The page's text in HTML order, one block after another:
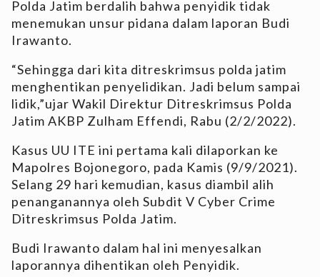
Polda Jatim berdalih bahwa penyidik tidak
menemukan unsur pidana dalam laporan Budi
Irawanto.
“Sehingga dari kita ditreskrimsus polda jatim
menghentikan penyelidikan. Jadi belum sampai
lidik,”ujar Wakil Direktur Ditreskrimsus Polda
Jatim AKBP Zulham Effendi, Rabu (2/2/2022).
Kasus UU ITE ini pertama kali dilaporkan ke
Mapolres Bojonegoro, pada Kamis (9/9/2021).
Selang 29 hari kemudian, kasus diambil alih
penanganannya oleh Subdit V Cyber Crime
Ditreskrimsus Polda Jatim.
Budi Irawanto dalam hal ini menyesalkan
laporannya dihentikan oleh Penyidik.